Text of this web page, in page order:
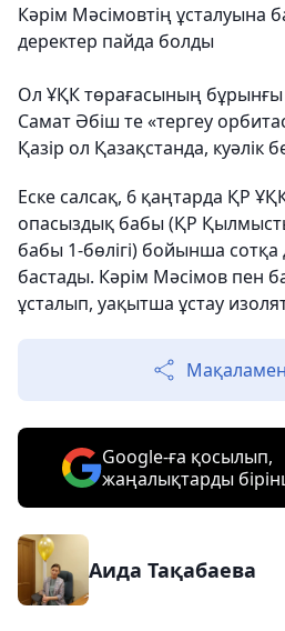
Кәрім Мәсімовтің ұсталуына
деректер пайда болды
Ол ҰҚК төрағасының бұрынғы
Самат Әбіш те «тергеу
Қазір ол Қазақстанда, куәлік
Еске салсақ, 6 қаңтарда ҚР
опасыздық бабы (ҚР
бабы 1-бөлігі) бойынша сотқа
бастады. Кәрім Мәсімов пен
ұсталып, уақытша ұстау
Мақаламен
Google-ға қосылып,
жаңалықтарды
Аида Тақабаева